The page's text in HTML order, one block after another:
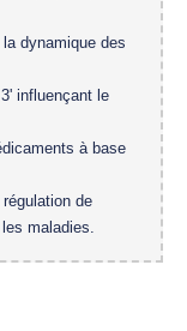
dynamique des
influençant le
à base
de
maladies.